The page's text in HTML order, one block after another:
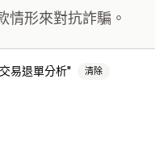
情形來對抗詐騙。
交易退單分析 清除